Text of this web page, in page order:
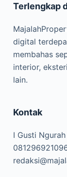
Terlengkap
digital
membahas
interior,
lain.
Kontak
I Gusti